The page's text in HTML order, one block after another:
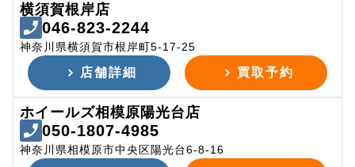
横須賀根岸店
046-823-2244
神奈川県横須賀市根岸町5-17-25
店舗詳細 買取予約
ホイールズ相模原陽光台店
050-1807-4985
神奈川県相模原市中央区陽光台6-8-16